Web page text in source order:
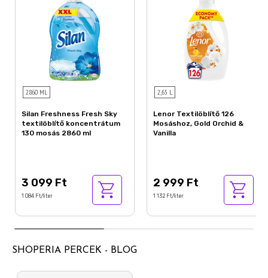
2860 ML
Silan Freshness Fresh Sky
textilöblítő koncentrátum
130 mosás 2860 ml
3 099 Ft
1 084 Ft/liter
2,65 L
Lenor Textilöblítő 126
Mosáshoz, Gold Orchid &
Vanilla
2 999 Ft
1 132 Ft/liter
SHOPERIA PERCEK - BLOG